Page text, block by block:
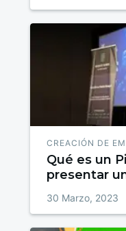
CREACIÓN DE
Qué es un
presentar
30 Marzo, 2023